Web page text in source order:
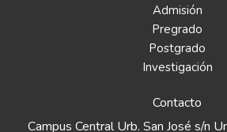
Admisión
Pregrado
Postgrado
Investigación
Contacto
Campus Central Urb. San José s/n